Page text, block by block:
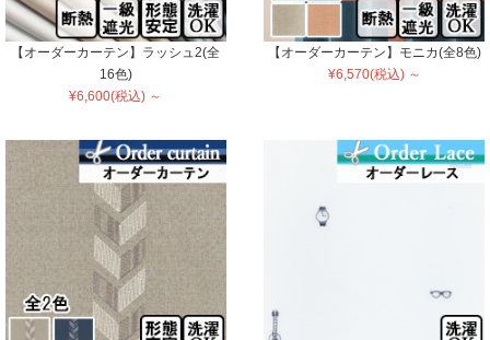
【オーダーカーテン】ラッシュ2(全
16色)
¥6,600(税込) ～
【オーダーカーテン】モニカ(全8色)
¥6,570(税込) ～